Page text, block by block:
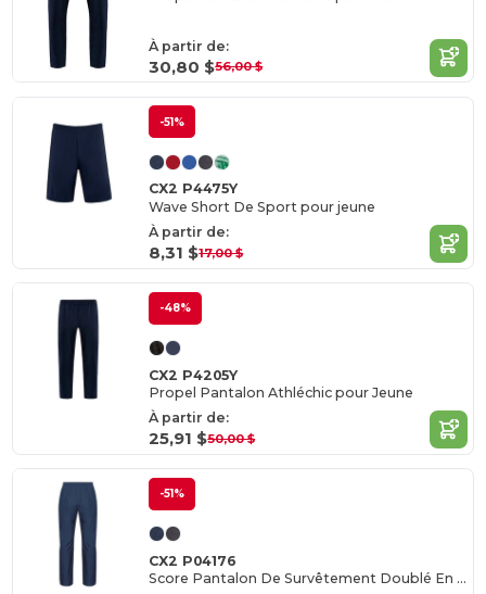
À partir de:
30,80 $56,00 $
-51%
CX2 P4475Y
Wave Short De Sport pour jeune
À partir de:
8,31 $17,00 $
-48%
CX2 P4205Y
Propel Pantalon Athléchic pour Jeune
À partir de:
25,91 $50,00 $
-51%
CX2 P04176
Score Pantalon De Survêtement Doublé En Filet pour femme